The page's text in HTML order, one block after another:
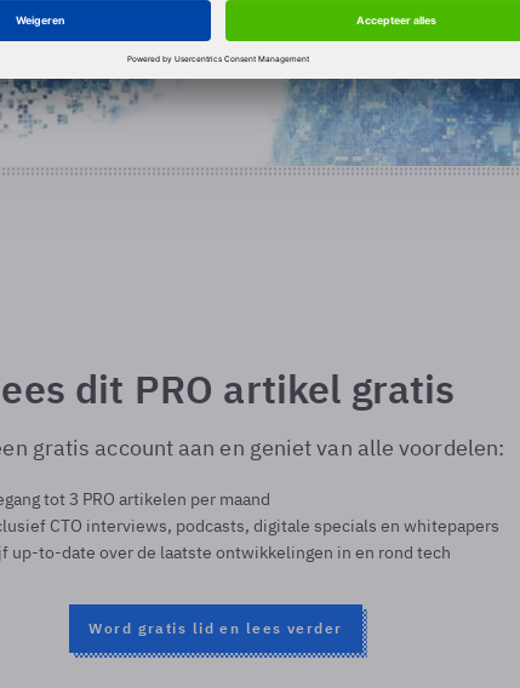
dit PRO artikel gratis
gratis account aan en geniet van alle voordelen:
tot 3 PRO artikelen per maand
CTO interviews, podcasts, digitale specials en whitepapers
up-to-date over de laatste ontwikkelingen in en rond tech
Word gratis lid en lees verder